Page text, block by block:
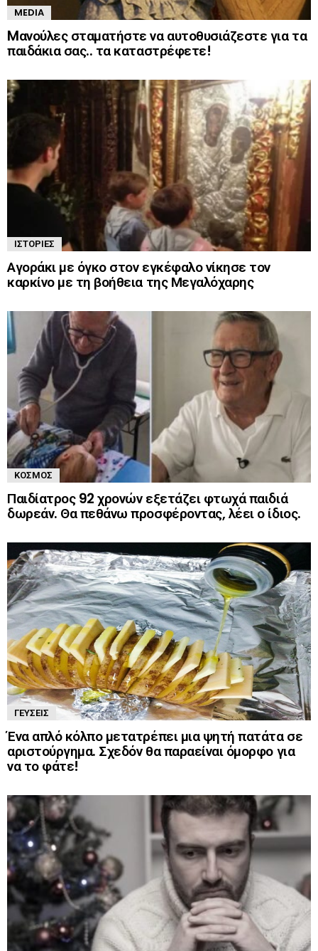
MEDIA
Mανούλες σταματήστε να αυτοθυσιάζεστε για τα
παιδάκια σας.. τα καταστρέφετε!
ΙΣΤΟΡΊΕΣ
Αγοράκι με όγκο στον εγκέφαλο νίκησε τον
καρκίνο με τη βοήθεια της Μεγαλόχαρης
ΚΌΣΜΟΣ
Παιδίατρος 92 χρονών εξετάζει φτωχά παιδιά
δωρεάν. Θα πεθάνω προσφέροντας, λέει ο ίδιος.
ΓΕΎΣΕΙΣ
Ένα απλό κόλπο μετατρέπει μια ψητή πατάτα σε
αριστούργημα. Σχεδόν θα παραείναι όμορφο για
να το φάτε!